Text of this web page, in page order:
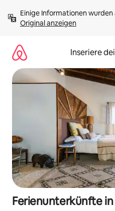
Inhalten
springenOriginal anzeigen
Inseriere
Ferienunterkünfte in